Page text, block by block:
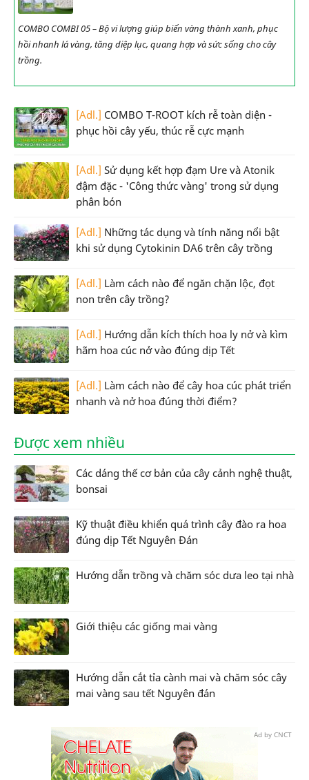
COMBO COMBI 05 – Bộ vi lượng giúp biến vàng thành xanh, phục
hồi nhanh lá vàng, tăng diệp lục, quang hợp và sức sống cho cây
trồng.
[Adl.] COMBO T-ROOT kích rễ toàn diện -
phục hồi cây yếu, thúc rễ cực mạnh
[Adl.] Sử dụng kết hợp đạm Ure và Atonik
đậm đặc - 'Công thức vàng' trong sử dụng
phân bón
[Adl.] Những tác dụng và tính năng nổi bật
khi sử dụng Cytokinin DA6 trên cây trồng
[Adl.] Làm cách nào để ngăn chặn lộc, đọt
non trên cây trồng?
[Adl.] Hướng dẫn kích thích hoa ly nở và kìm
hãm hoa cúc nở vào đúng dịp Tết
[Adl.] Làm cách nào để cây hoa cúc phát triển
nhanh và nở hoa đúng thời điểm?
Được xem nhiều
Các dáng thế cơ bản của cây cảnh nghệ thuật,
bonsai
Kỹ thuật điều khiển quá trình cây đào ra hoa
đúng dịp Tết Nguyên Đán
Hướng dẫn trồng và chăm sóc dưa leo tại nhà
Giới thiệu các giống mai vàng
Hướng dẫn cắt tỉa cành mai và chăm sóc cây
mai vàng sau tết Nguyên đán
Ad by CNCT